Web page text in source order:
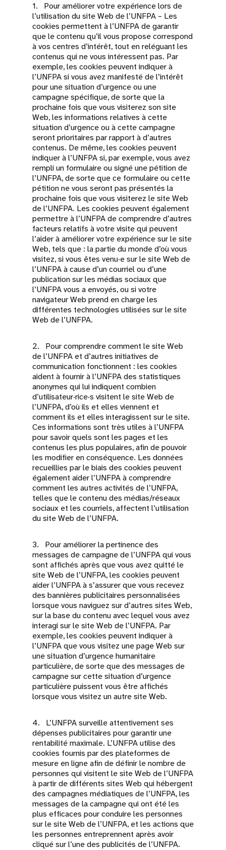
1. Pour améliorer votre expérience lors de
l’utilisation du site Web de l’UNFPA – Les
cookies permettent à l’UNFPA de garantir
que le contenu qu’il vous propose correspond
à vos centres d’intérêt, tout en reléguant les
contenus qui ne vous intéressent pas. Par
exemple, les cookies peuvent indiquer à
l’UNFPA si vous avez manifesté de l’intérêt
pour une situation d’urgence ou une
campagne spécifique, de sorte que la
prochaine fois que vous visiterez son site
Web, les informations relatives à cette
situation d’urgence ou à cette campagne
seront prioritaires par rapport à d’autres
contenus. De même, les cookies peuvent
indiquer à l’UNFPA si, par exemple, vous avez
rempli un formulaire ou signé une pétition de
l’UNFPA, de sorte que ce formulaire ou cette
pétition ne vous seront pas présentés la
prochaine fois que vous visiterez le site Web
de l’UNFPA. Les cookies peuvent également
permettre à l’UNFPA de comprendre d’autres
facteurs relatifs à votre visite qui peuvent
l’aider à améliorer votre expérience sur le site
Web, tels que : la partie du monde d’où vous
visitez, si vous êtes venu·e sur le site Web de
l’UNFPA à cause d’un courriel ou d’une
publication sur les médias sociaux que
l’UNFPA vous a envoyés, ou si votre
navigateur Web prend en charge les
différentes technologies utilisées sur le site
Web de l’UNFPA.
2. Pour comprendre comment le site Web
de l’UNFPA et d’autres initiatives de
communication fonctionnent : les cookies
aident à fournir à l’UNFPA des statistiques
anonymes qui lui indiquent combien
d’utilisateur·rice·s visitent le site Web de
l’UNFPA, d’où ils et elles viennent et
comment ils et elles interagissent sur le site.
Ces informations sont très utiles à l’UNFPA
pour savoir quels sont les pages et les
contenus les plus populaires, afin de pouvoir
les modifier en conséquence. Les données
recueillies par le biais des cookies peuvent
également aider l’UNFPA à comprendre
comment les autres activités de l’UNFPA,
telles que le contenu des médias/réseaux
sociaux et les courriels, affectent l’utilisation
du site Web de l’UNFPA.
3. Pour améliorer la pertinence des
messages de campagne de l’UNFPA qui vous
sont affichés après que vous avez quitté le
site Web de l’UNFPA, les cookies peuvent
aider l’UNFPA à s’assurer que vous recevez
des bannières publicitaires personnalisées
lorsque vous naviguez sur d’autres sites Web,
sur la base du contenu avec lequel vous avez
interagi sur le site Web de l’UNFPA. Par
exemple, les cookies peuvent indiquer à
l’UNFPA que vous visitez une page Web sur
une situation d’urgence humanitaire
particulière, de sorte que des messages de
campagne sur cette situation d’urgence
particulière puissent vous être affichés
lorsque vous visitez un autre site Web.
4. L’UNFPA surveille attentivement ses
dépenses publicitaires pour garantir une
rentabilité maximale. L’UNFPA utilise des
cookies fournis par des plateformes de
mesure en ligne afin de définir le nombre de
personnes qui visitent le site Web de l’UNFPA
à partir de différents sites Web qui hébergent
des campagnes médiatiques de l’UNFPA, les
messages de la campagne qui ont été les
plus efficaces pour conduire les personnes
sur le site Web de l’UNFPA, et les actions que
les personnes entreprennent après avoir
cliqué sur l’une des publicités de l’UNFPA.